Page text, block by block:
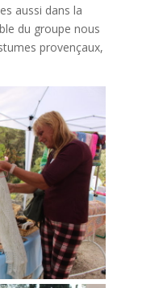
aussi dans la
du groupe nous
provençaux,